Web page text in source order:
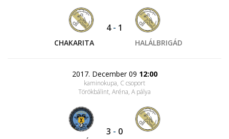
CHAKARITA
4- 1
HALÁLBRIGÁD
2017. December 09 12:00
kaminokupa, C csoport
Törökbálint, Aréna, A pálya
3 - 0